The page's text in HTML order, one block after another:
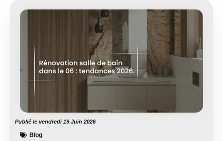
Publié le vendredi 19 Juin 2026
Blog